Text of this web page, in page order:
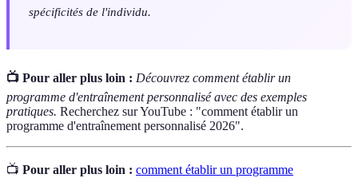
spécificités de l'individu.
📺 Pour aller plus loin : Découvrez comment établir un
programme d'entraînement personnalisé avec des exemples
pratiques. Recherchez sur YouTube : "comment établir un
programme d'entraînement personnalisé 2026".
📺 Pour aller plus loin : comment établir un programme